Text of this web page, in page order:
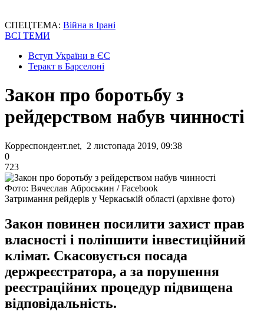
СПЕЦТЕМА: Війна в Ірані
ВСІ ТЕМИ
Вступ України в ЄС
Теракт в Барселоні
Закон про боротьбу з
рейдерством набув чинності
Корреспондент.net, 2 листопада 2019, 09:38
0
723
Фото: Вячеслав Аброськин / Facebook
Затримання рейдерів у Черкаській області (архівне фото)
Закон повинен посилити захист прав
власності і поліпшити інвестиційний
клімат. Скасовується посада
держреєстратора, а за порушення
реєстраційних процедур підвищена
відповідальність.